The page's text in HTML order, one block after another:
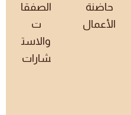
حاضنة
الأعمال
الصفقا
ت
والاست
شارات